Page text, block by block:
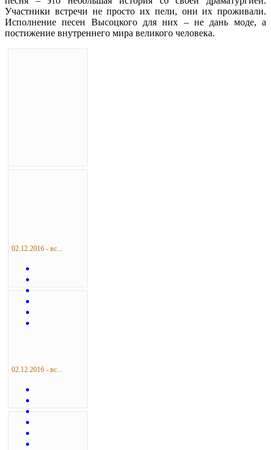
Участники встречи не просто их пели, они их проживали.
Исполнение песен Высоцкого для них – не дань моде, а
постижение внутреннего мира великого человека.
02.12.2016 - вс...
02.12.2016 - вс...